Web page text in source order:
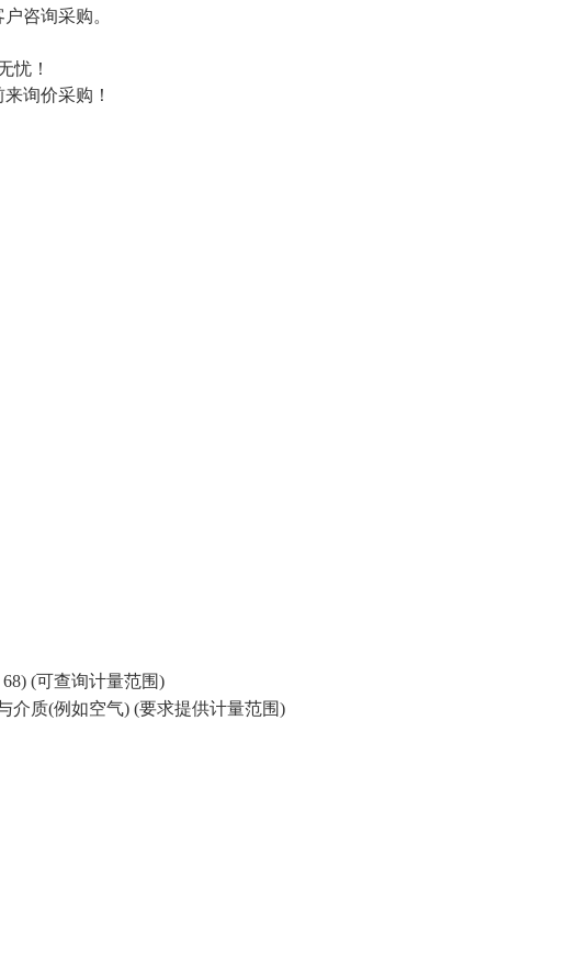
咨询采购。
忧！
询价采购！
(可查询计量范围)
介质(例如空气) (要求提供计量范围)